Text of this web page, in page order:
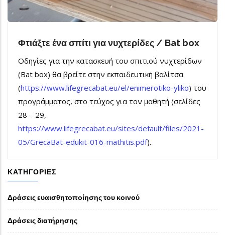
Φτιάξτε ένα σπίτι για νυχτερίδες / Bat box
Οδηγίες για την κατασκευή του σπιτιού νυχτερίδων
(Bat box) θα βρείτε στην εκπαιδευτική βαλίτσα
(https://www.lifegrecabat.eu/el/enimerotiko-yliko) του
προγράμματος, στο τεύχος για τον μαθητή (σελίδες
28 – 29,
https://www.lifegrecabat.eu/sites/default/files/2021-
05/GrecaBat-edukit-016-mathitis.pdf).
ΚΑΤΗΓΟΡΊΕΣ
Δράσεις ευαισθητοποίησης του κοινού
Δράσεις διατήρησης